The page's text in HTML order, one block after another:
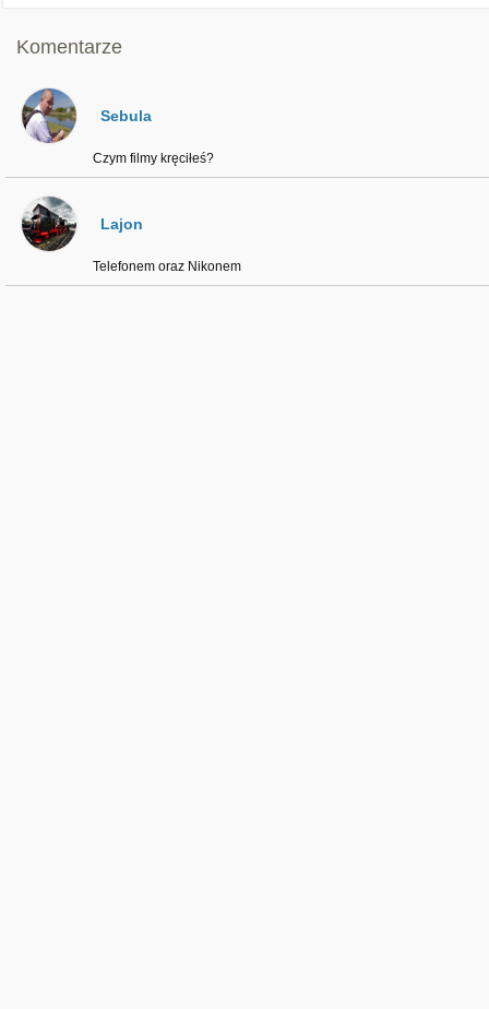
Komentarze
Sebula
Czym filmy kręciłeś?
Lajon
Telefonem oraz Nikonem